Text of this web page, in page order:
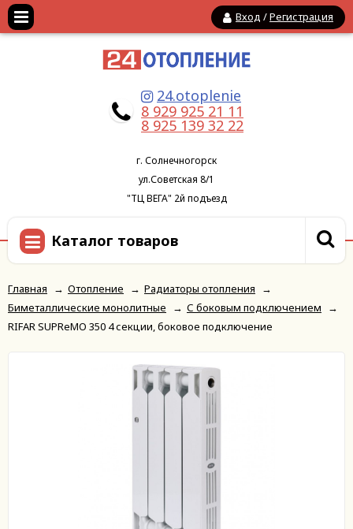
Вход /Регистрация
24.otoplenie
8 929 925 21 11
8 925 139 32 22
г. Солнечногорск
ул.Советская 8/1
"ТЦ ВЕГА" 2й подъезд
Каталог товаров
Главная → Отопление → Радиаторы отопления
→
Биметаллические монолитные
→ С боковым подключением
→
RIFAR SUPReMO 350 4 секции, боковое подключение